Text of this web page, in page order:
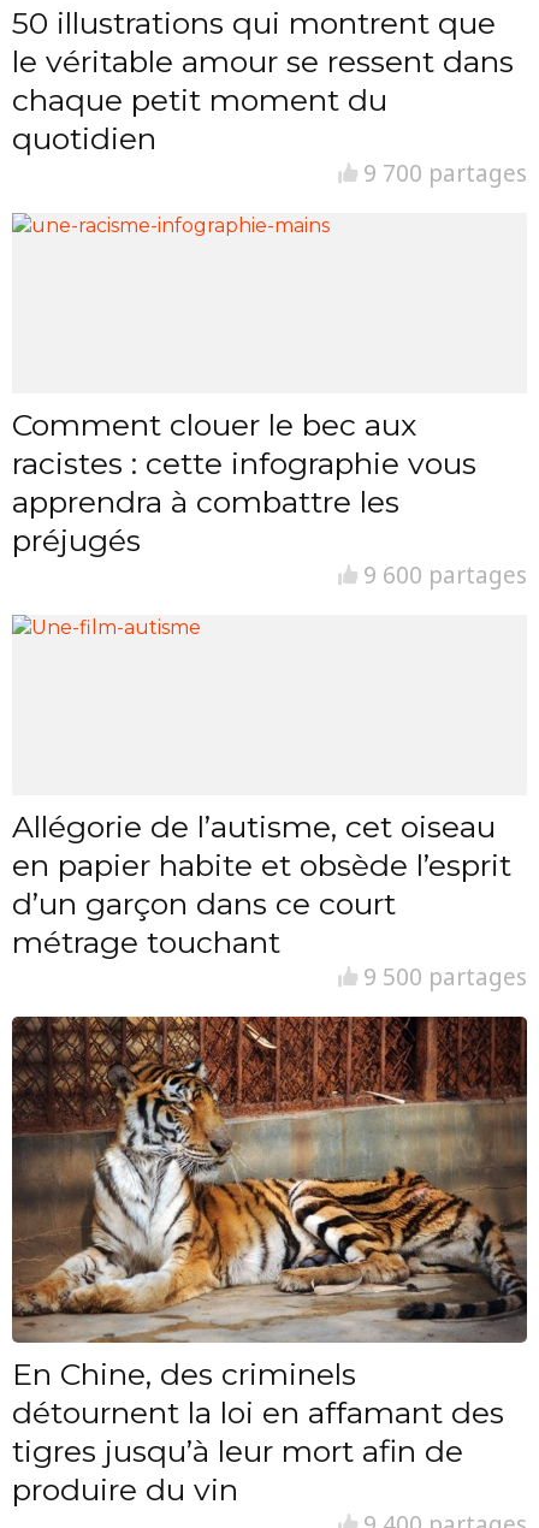
50 illustrations qui montrent que
le véritable amour se ressent dans
chaque petit moment du
quotidien
9 700 partages
Comment clouer le bec aux
racistes : cette infographie vous
apprendra à combattre les
préjugés
9 600 partages
Allégorie de l’autisme, cet oiseau
en papier habite et obsède l’esprit
d’un garçon dans ce court
métrage touchant
9 500 partages
En Chine, des criminels
détournent la loi en affamant des
tigres jusqu’à leur mort afin de
produire du vin